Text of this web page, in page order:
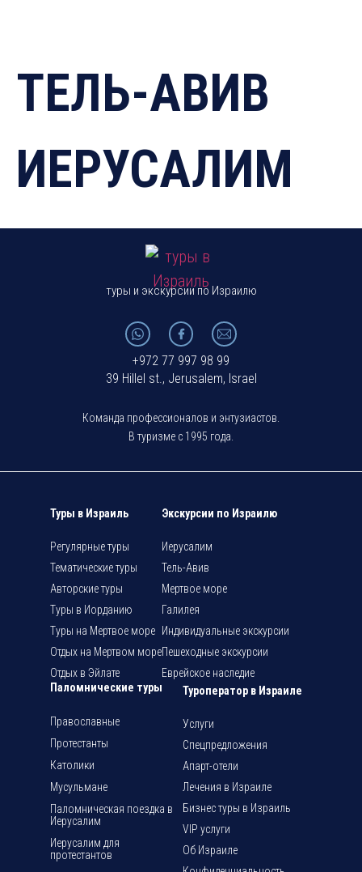
ТЕЛЬ-АВИВ
ИЕРУСАЛИМ
туры и экскурсии по Израилю
+972 77 997 98 99
39 Hillel st., Jerusalem, Israel
Команда профессионалов и энтузиастов.
В туризме с 1995 года.
Туры в Израиль
Регулярные туры
Тематические туры
Авторские туры
Туры в Иорданию
Туры на Мертвое море
Отдых на Мертвом море
Отдых в Эйлате
Экскурсии по Израилю
Иерусалим
Тель-Авив
Мертвое море
Галилея
Индивидуальные экскурсии
Пешеходные экскурсии
Еврейское наследие
Паломнические туры
Православные
Протестанты
Католики
Мусульмане
Паломническая поездка в
Иерусалим
Иерусалим для
протестантов
Туроператор в Израиле
Услуги
Спецпредложения
Апарт-отели
Лечения в Израиле
Бизнес туры в Израиль
VIP услуги
Об Израиле